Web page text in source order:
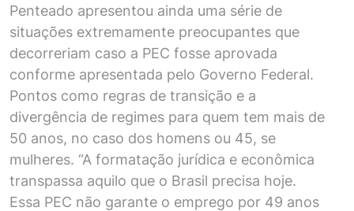
Penteado apresentou ainda uma série de
situações extremamente preocupantes que
decorreriam caso a PEC fosse aprovada
conforme apresentada pelo Governo Federal.
Pontos como regras de transição e a
divergência de regimes para quem tem mais de
50 anos, no caso dos homens ou 45, se
mulheres. “A formatação jurídica e econômica
transpassa aquilo que o Brasil precisa hoje.
Essa PEC não garante o emprego por 49 anos